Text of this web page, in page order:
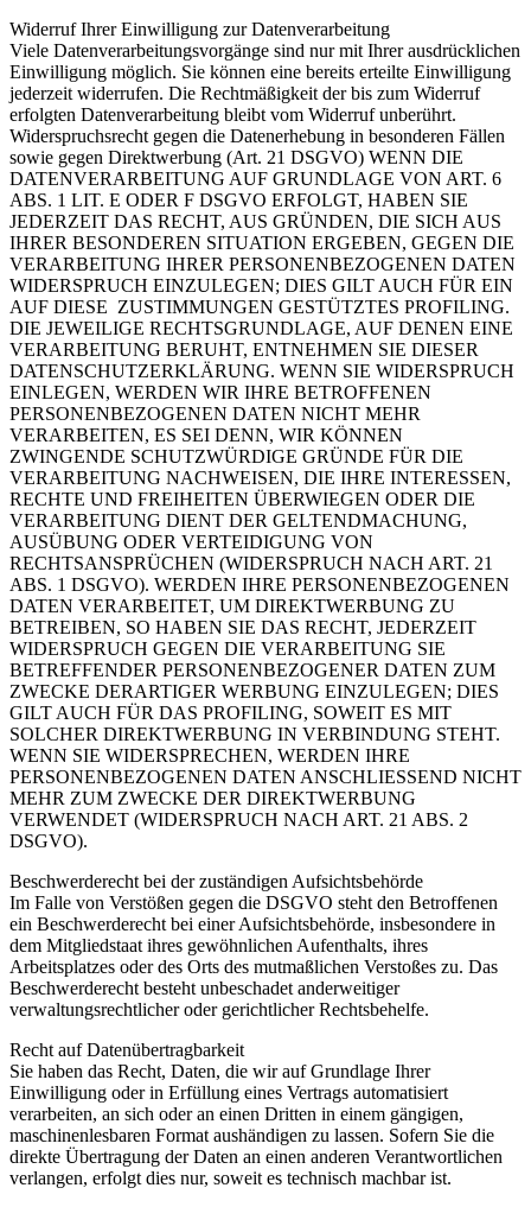
Widerruf Ihrer Einwilligung zur Datenverarbeitung
Viele Datenverarbeitungsvorgänge sind nur mit Ihrer ausdrücklichen
Einwilligung möglich. Sie können eine bereits erteilte Einwilligung
jederzeit widerrufen. Die Rechtmäßigkeit der bis zum Widerruf
erfolgten Datenverarbeitung bleibt vom Widerruf unberührt.
Widerspruchsrecht gegen die Datenerhebung in besonderen Fällen
sowie gegen Direktwerbung (Art. 21 DSGVO) WENN DIE
DATENVERARBEITUNG AUF GRUNDLAGE VON ART. 6
ABS. 1 LIT. E ODER F DSGVO ERFOLGT, HABEN SIE
JEDERZEIT DAS RECHT, AUS GRÜNDEN, DIE SICH AUS
IHRER BESONDEREN SITUATION ERGEBEN, GEGEN DIE
VERARBEITUNG IHRER PERSONENBEZOGENEN DATEN
WIDERSPRUCH EINZULEGEN; DIES GILT AUCH FÜR EIN
AUF DIESE ZUSTIMMUNGEN GESTÜTZTES PROFILING.
DIE JEWEILIGE RECHTSGRUNDLAGE, AUF DENEN EINE
VERARBEITUNG BERUHT, ENTNEHMEN SIE DIESER
DATENSCHUTZERKLÄRUNG. WENN SIE WIDERSPRUCH
EINLEGEN, WERDEN WIR IHRE BETROFFENEN
PERSONENBEZOGENEN DATEN NICHT MEHR
VERARBEITEN, ES SEI DENN, WIR KÖNNEN
ZWINGENDE SCHUTZWÜRDIGE GRÜNDE FÜR DIE
VERARBEITUNG NACHWEISEN, DIE IHRE INTERESSEN,
RECHTE UND FREIHEITEN ÜBERWIEGEN ODER DIE
VERARBEITUNG DIENT DER GELTENDMACHUNG,
AUSÜBUNG ODER VERTEIDIGUNG VON
RECHTSANSPRÜCHEN (WIDERSPRUCH NACH ART. 21
ABS. 1 DSGVO). WERDEN IHRE PERSONENBEZOGENEN
DATEN VERARBEITET, UM DIREKTWERBUNG ZU
BETREIBEN, SO HABEN SIE DAS RECHT, JEDERZEIT
WIDERSPRUCH GEGEN DIE VERARBEITUNG SIE
BETREFFENDER PERSONENBEZOGENER DATEN ZUM
ZWECKE DERARTIGER WERBUNG EINZULEGEN; DIES
GILT AUCH FÜR DAS PROFILING, SOWEIT ES MIT
SOLCHER DIREKTWERBUNG IN VERBINDUNG STEHT.
WENN SIE WIDERSPRECHEN, WERDEN IHRE
PERSONENBEZOGENEN DATEN ANSCHLIESSEND NICHT
MEHR ZUM ZWECKE DER DIREKTWERBUNG
VERWENDET (WIDERSPRUCH NACH ART. 21 ABS. 2
DSGVO).
Beschwerderecht bei der zuständigen Aufsichtsbehörde
Im Falle von Verstößen gegen die DSGVO steht den Betroffenen
ein Beschwerderecht bei einer Aufsichtsbehörde, insbesondere in
dem Mitgliedstaat ihres gewöhnlichen Aufenthalts, ihres
Arbeitsplatzes oder des Orts des mutmaßlichen Verstoßes zu. Das
Beschwerderecht besteht unbeschadet anderweitiger
verwaltungsrechtlicher oder gerichtlicher Rechtsbehelfe.
Recht auf Datenübertragbarkeit
Sie haben das Recht, Daten, die wir auf Grundlage Ihrer
Einwilligung oder in Erfüllung eines Vertrags automatisiert
verarbeiten, an sich oder an einen Dritten in einem gängigen,
maschinenlesbaren Format aushändigen zu lassen. Sofern Sie die
direkte Übertragung der Daten an einen anderen Verantwortlichen
verlangen, erfolgt dies nur, soweit es technisch machbar ist.